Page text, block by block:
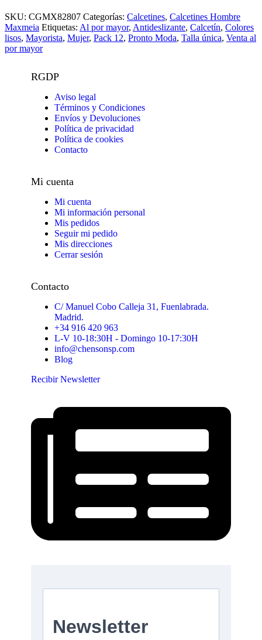
SKU: CGMX82807 Categorías: Calcetines, Calcetines Hombre
Maxmeia Etiquetas: Al por mayor, Antideslizante, Calcetín, Colores
lisos, Mayorista, Mujer, Pack 12, Pronto Moda, Talla única, Venta al
por mayor
RGDP
Aviso legal
Términos y Condiciones
Envíos y Devoluciones
Política de privacidad
Política de cookies
Contacto
Mi cuenta
Mi cuenta
Mi información personal
Mis pedidos
Seguir mi pedido
Mis direcciones
Cerrar sesión
Contacto
C/ Manuel Cobo Calleja 31, Fuenlabrada.
Madrid.
+34 916 420 963
L-V 10-18:30H - Domingo 10-17:30H
info@chensonsp.com
Blog
Recibir Newsletter